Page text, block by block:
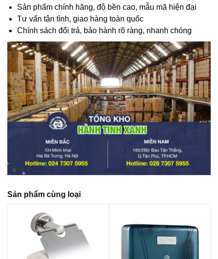
Sản phẩm chính hãng, độ bền cao, mẫu mã hiện đại
Tư vấn tận tình, giao hàng toàn quốc
Chính sách đổi trả, bảo hành rõ ràng, nhanh chóng
Sản phẩm cùng loại